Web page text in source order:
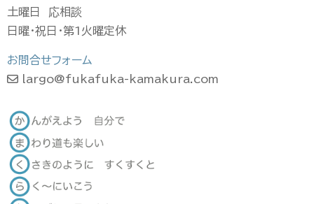
土曜日 応相談
日曜・祝日・第1火曜定休
お問合せフォーム
largo@fukafuka-kamakura.com